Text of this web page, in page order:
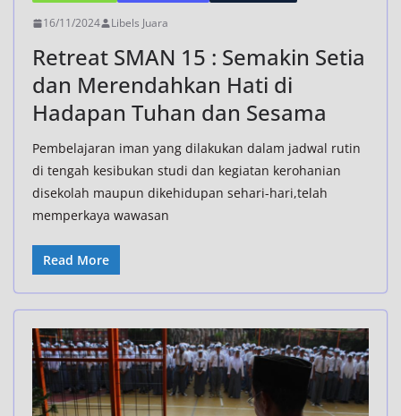
16/11/2024 Libels Juara
Retreat SMAN 15 : Semakin Setia
dan Merendahkan Hati di
Hadapan Tuhan dan Sesama
Pembelajaran iman yang dilakukan dalam jadwal rutin
di tengah kesibukan studi dan kegiatan kerohanian
disekolah maupun dikehidupan sehari-hari,telah
memperkaya wawasan
Read More